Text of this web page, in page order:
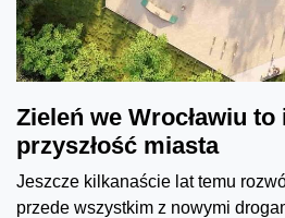
Zieleń we Wrocławiu
przyszłość miasta
Jeszcze kilkanaście lat temu
przede wszystkim z nowymi